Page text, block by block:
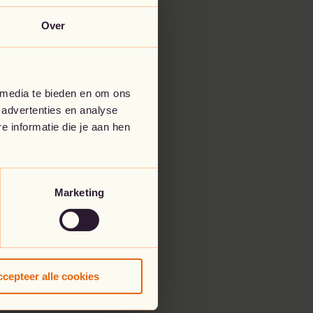
Over
te bieden en om ons
en analyse
informatie die je aan hen
Marketing
alle cookies